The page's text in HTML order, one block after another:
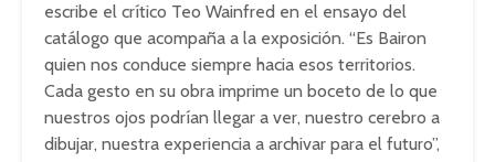
escribe el crítico Teo Wainfred en el ensayo del
catálogo que acompaña a la exposición. “Es Bairon
quien nos conduce siempre hacia esos territorios.
Cada gesto en su obra imprime un boceto de lo que
nuestros ojos podrían llegar a ver, nuestro cerebro a
dibujar, nuestra experiencia a archivar para el futuro”,